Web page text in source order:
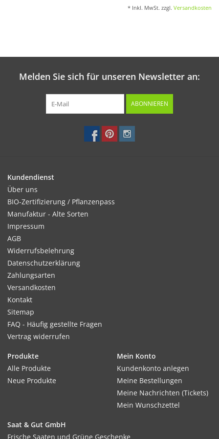
* Inkl. MwSt. zzgl. Versandkosten
Melden Sie sich für unseren Newsletter an:
ABONNIEREN
Kundendienst
Über uns
BIO-Zertifizierung / Pflanzenpass
Manufaktur - Alte Sorten
Impressum
AGB
Widerrufsbelehrung
Datenschutzerklärung
Zahlungsarten
Versandkosten
Kontakt
Sitemap
FAQ - Häufig gestellte Fragen
Vertrag widerrufen
Produkte
Alle Produkte
Neue Produkte
Mein Konto
Kundenkonto anlegen
Meine Bestellungen
Meine Nachrichten (Tickets)
Mein Wunschzettel
Saat & Gut GmbH
Frische Saaten und Grüne Geschenke